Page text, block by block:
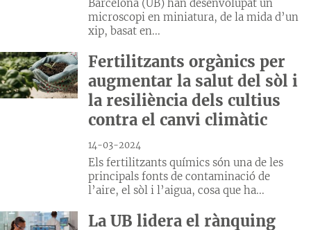
Barcelona (UB) han desenvolupat un
microscopi en miniatura, de la mida d’un
xip, basat en...
Fertilitzants orgànics per
augmentar la salut del sòl i
la resiliència dels cultius
contra el canvi climàtic
14-03-2024
Els fertilitzants químics són una de les
principals fonts de contaminació de
l’aire, el sòl i l’aigua, cosa que ha...
La UB lidera el rànquing